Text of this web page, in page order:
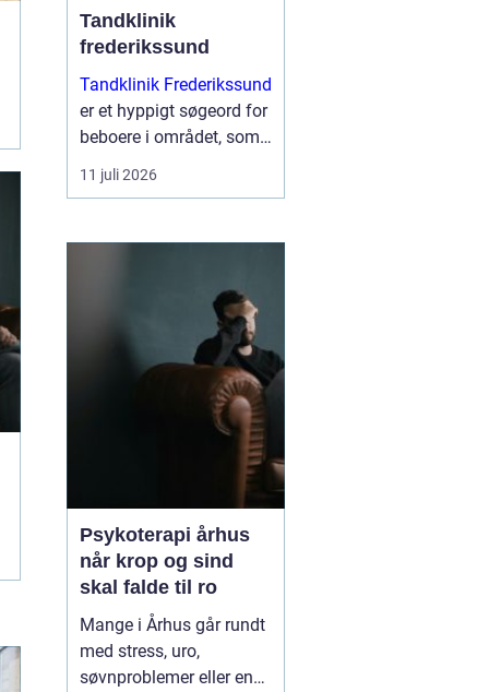
Tandklinik
frederikssund
Tandklinik Frederikssund
er et hyppigt søgeord for
beboere i området, som
leder efter tryg og fagligt
stærk tandbehandling.
hvor der er tid til
atmosfære og en klar
11 juli 2026
Psykoterapi århus
når krop og sind
skal falde til ro
Mange i Århus går rundt
med stress, uro,
søvnproblemer eller en